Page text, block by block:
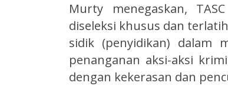
Murty menegaskan,
diseleksi khusus dan
sidik (penyidikan) dalam
penanganan aksi-aksi
dengan kekerasan dan